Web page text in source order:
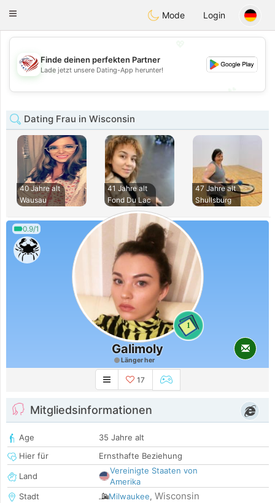
Dating
Toggle
Mode Login
💖
💕
Finde deinen perfekten Partner
Lade jetzt unsere Dating-App herunter!
Dating Frau in Wisconsin
40 Jahre alt
Wausau
41 Jahre alt
Fond Du Lac
47 Jahre alt
Shullsburg
0.9/1
1
Galimoly
Länger her
17
Mitgliedsinformationen
Age
35 Jahre alt
Hier für
Ernsthafte Beziehung
Land
Vereinigte Staaten von
Amerika
Stadt
Milwaukee, Wisconsin